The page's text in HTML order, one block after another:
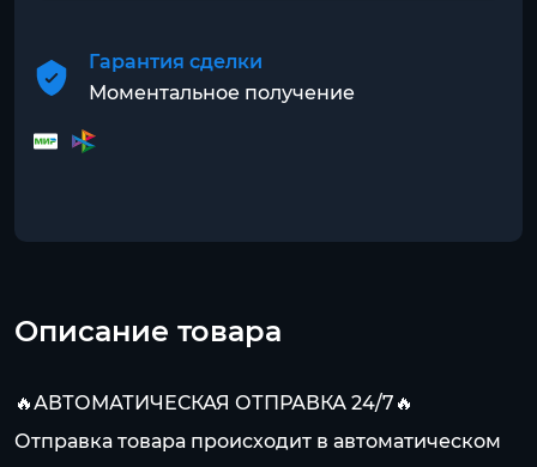
Гарантия сделки
Моментальное получение
Описание товара
🔥АВТОМАТИЧЕСКАЯ ОТПРАВКА 24/7🔥
Отправка товара происходит в автоматическом